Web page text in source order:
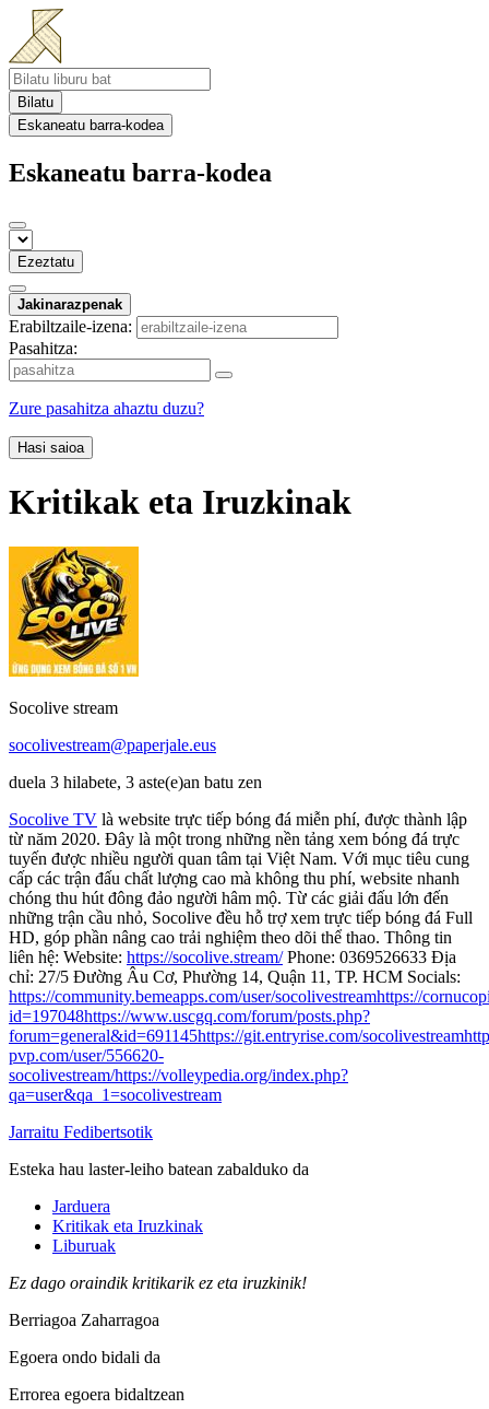
Bilatu
Eskaneatu barra-kodea
Eskaneatu barra-kodea
Ezeztatu
Jakinarazpenak
Erabiltzaile-izena:
Pasahitza:
Zure pasahitza ahaztu duzu?
Hasi saioa
Kritikak eta Iruzkinak
Socolive stream
socolivestream@paperjale.eus
duela 3 hilabete, 3 aste(e)an batu zen
Socolive TV là website trực tiếp bóng đá miễn phí, được thành lập
từ năm 2020. Đây là một trong những nền tảng xem bóng đá trực
tuyến được nhiều người quan tâm tại Việt Nam. Với mục tiêu cung
cấp các trận đấu chất lượng cao mà không thu phí, website nhanh
chóng thu hút đông đảo người hâm mộ. Từ các giải đấu lớn đến
những trận cầu nhỏ, Socolive đều hỗ trợ xem trực tiếp bóng đá Full
HD, góp phần nâng cao trải nghiệm theo dõi thể thao. Thông tin
liên hệ: Website: https://socolive.stream/Phone: 0369526633 Địa
chỉ: 27/5 Đường Âu Cơ, Phường 14, Quận 11, TP. HCM Socials:
https://community.bemeapps.com/user/socolivestreamhttps://
id=197048https://www.uscgq.com/forum/posts.php?
forum=general&id=691145https://git.entryrise.com/socolivestream
pvp.com/user/556620-
socolivestream/https://volleypedia.org/index.php?
qa=user&qa_1=socolivestream
Jarraitu Fedibertsotik
Esteka hau laster-leiho batean zabalduko da
Jarduera
Kritikak eta Iruzkinak
Liburuak
Ez dago oraindik kritikarik ez eta iruzkinik!
Berriagoa Zaharragoa
Egoera ondo bidali da
Errorea egoera bidaltzean